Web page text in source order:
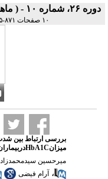
دوره ۲۶، شماره ۱۰ - ( ماهنامه _دی ۱۳۹۴ )
۱۰ صفحات ۸۷۱-۸۶۵
بررسی ارتباط بین
میزانHbA1Cدربیماران دیابتی
میرحسین
،آرام فیضی